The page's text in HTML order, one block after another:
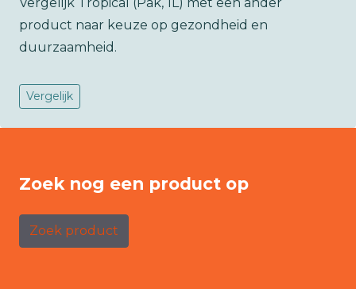
product naar keuze op gezondheid en
duurzaamheid.
Vergelijk
Zoek nog een product op
Zoek product